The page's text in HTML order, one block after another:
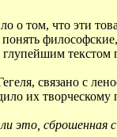
о том, что эти
текстом
связано с
их
это, сброшенная